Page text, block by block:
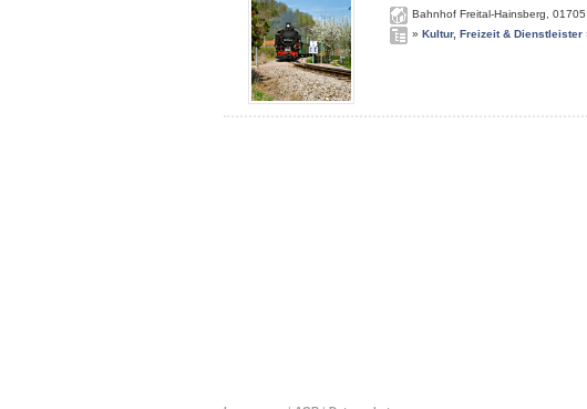
Bahnhof Freital-Hainsberg 01705
» Kultur, Freizeit & Dienstleister